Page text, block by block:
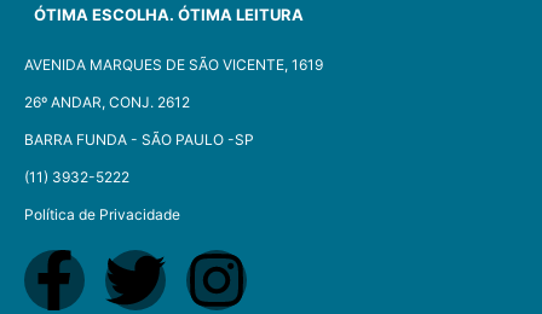
ÓTIMA ESCOLHA. ÓTIMA LEITURA
AVENIDA MARQUES DE SÃO VICENTE, 1619
26º ANDAR, CONJ. 2612
BARRA FUNDA - SÃO PAULO -SP​
(11) 3932-5222
Política de Privacidade